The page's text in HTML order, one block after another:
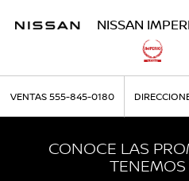
NISSAN
VENTAS555-845-0180
CONOCE LAS
TENEMOS